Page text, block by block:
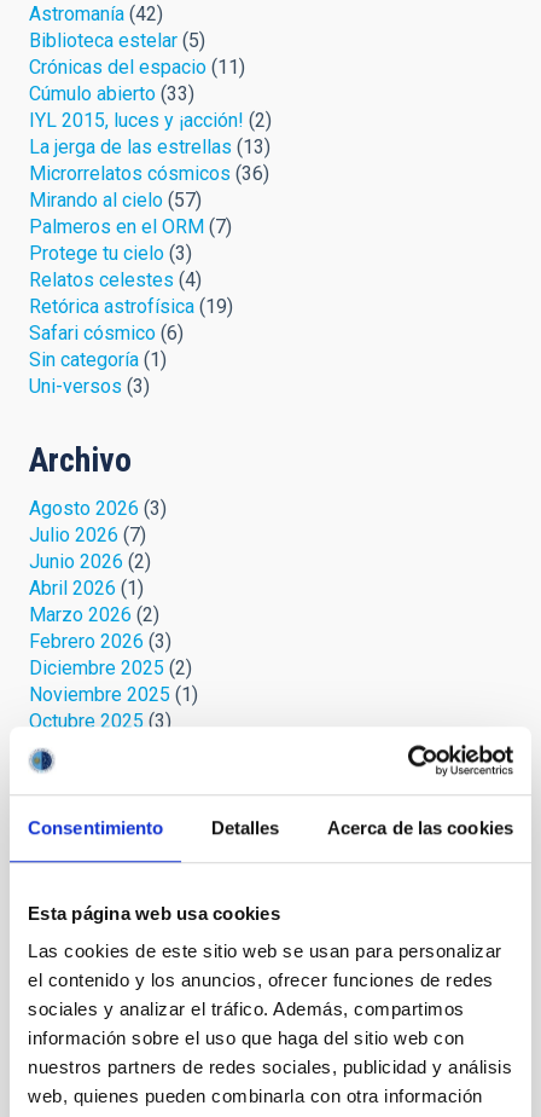
Consentimiento Detalles Acerca de las cookies
Esta página web usa cookies
Las cookies de este sitio web se usan para personalizar
el contenido y los anuncios, ofrecer funciones de redes
sociales y analizar el tráfico. Además, compartimos
información sobre el uso que haga del sitio web con
nuestros partners de redes sociales, publicidad y análisis
web, quienes pueden combinarla con otra información
Astromanía (42)
Biblioteca estelar (5)
Crónicas del espacio (11)
Cúmulo abierto (33)
IYL 2015, luces y ¡acción! (2)
La jerga de las estrellas (13)
Microrrelatos cósmicos (36)
Mirando al cielo (57)
Palmeros en el ORM (7)
Protege tu cielo (3)
Relatos celestes (4)
Retórica astrofísica (19)
Safari cósmico (6)
Sin categoría (1)
Uni-versos (3)
Archivo
Agosto 2026 (3)
Julio 2026 (7)
Junio 2026 (2)
Abril 2026 (1)
Marzo 2026 (2)
Febrero 2026 (3)
Diciembre 2025 (2)
Noviembre 2025 (1)
Octubre 2025 (3)
Septiembre 2025
Agosto 2025
Julio 2025(1)
Junio 2025(1)
Febrero 2025(1)
Septiembre 2024(1)
Agosto 2024(3)
Julio 2024 (3)
Junio 2024(2)
Mayo 2024(3)
Abril 2024(2)